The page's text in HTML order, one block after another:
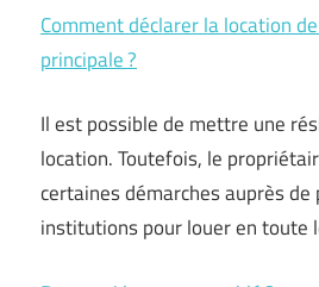
Comment déclarer la location
principale ?
Il est possible de mettre une
location. Toutefois, le
certaines démarches auprès de
institutions pour louer en toute